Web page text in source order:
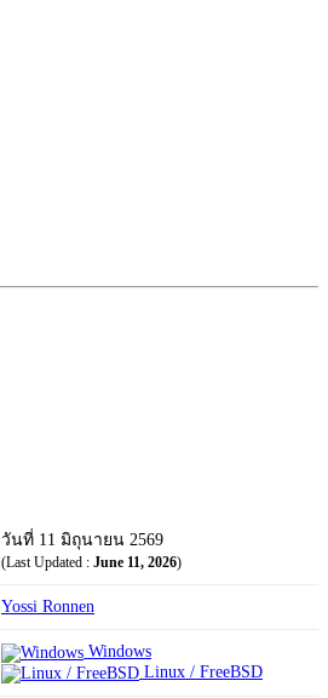
วันที่ 11 มิถุนายน 2569
(Last Updated : June 11, 2026)
Yossi Ronnen
Windows
Linux / FreeBSD